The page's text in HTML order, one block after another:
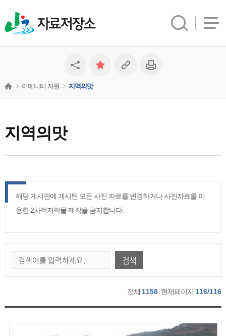
자료저장소
지역의맛
어메니티 자원 지역의맛
해당 게시판에 게시된 모든 사진 자료를 변경하거나 사진자료를 이
용한 2차적저작물 제작을 금지합니다.
검색
전체 1158 , 현재페이지 116/116